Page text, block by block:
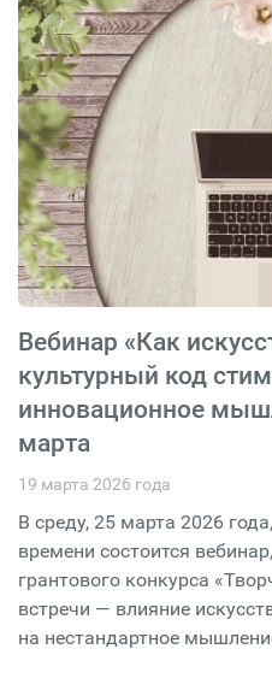
Вебинар «Как
культурный код
инновационное
марта
19 марта 2026 года
В среду, 25 марта 2026
времени состоится
грантового конкурса
встречи — влияние
на нестандартное